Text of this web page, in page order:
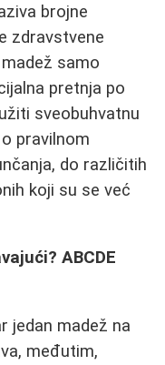
brojne
zdravstvene
samo
pretnja po
sveobuhvatnu
pravilnom
do različitih
koji su se već
ABCDE
jedan madež na
međutim,